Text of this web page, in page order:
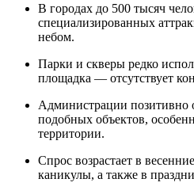
В городах до 500 тысяч
специализированных
небом.
Парки и скверы редко
площадка — отсутствует
Администрации позитивно
подобных объектов,
территории.
Спрос возрастает в
каникулы, а также в